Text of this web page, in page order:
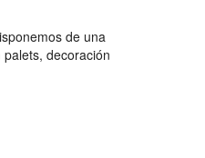
de una
decoración